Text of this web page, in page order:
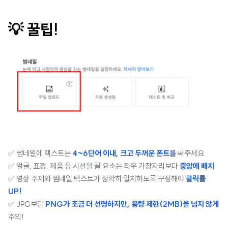
💡 꿀팁!
✅ 썸네일에 텍스트는 4~6단어 이내, 크고 두꺼운 폰트를써주세요
✅ 얼굴, 표정, 제품 등 시선을 끌 요소는 좌우 가장자리보다중앙에 배치
✅ 영상 주제와 썸네일 텍스트가 정확히 일치하도록 구성해야 클릭률
UP!
✅ JPG보단 PNG가 조금 더 선명하지만, 용량 제한(2MB)을 넘지 않게
주의!